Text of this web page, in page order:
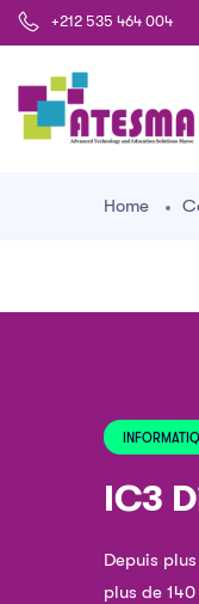
+212 535 464 004
Home
IC3
Depuis
plus de